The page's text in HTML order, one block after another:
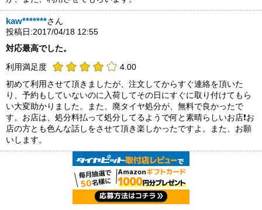
kaw*******さん
投稿日:2017/04/18 12:55
対応最高でした。
利用満足度
4.00
初めて利用させて頂きましたが、注文してからすぐ連絡を頂いた
り、予約もしていないのに入荷してその日にすぐに取り付けてもら
い大変助かりました。また、廃タイヤ処分が、無料で良かったで
す。お店は、処分料払って処分してるようで何と素晴らしいお店❗お
店の方とも色んな話しをさせて頂き楽しかったですよ。また、お願
いします。